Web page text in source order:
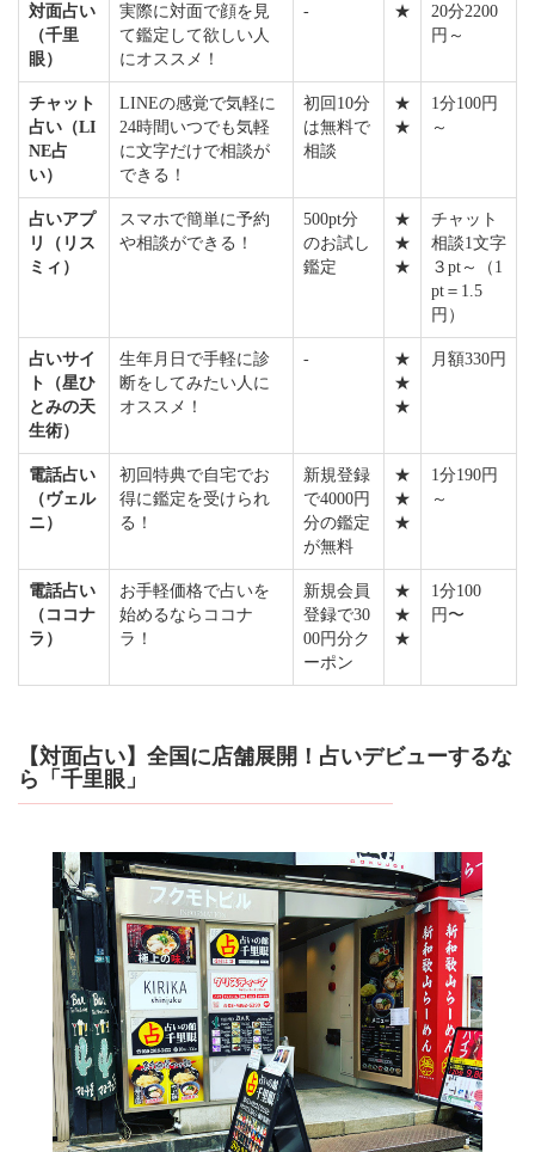
対面占い
（千里
眼）
実際に対面で顔を見
て鑑定して欲しい人
にオススメ！
- ★
20分2200
円～
チャット
占い（LI
NE占
い）
LINEの感覚で気軽に
24時間いつでも気軽
に文字だけで相談が
できる！
初回10分
は無料で
相談
★
★
1分100円
～
占いアプ
リ（リス
ミィ）
スマホで簡単に予約
や相談ができる！
500pt分
のお試し
鑑定
★
★
★
チャット
相談1文字
３pt～（1
pt＝1.5
円）
占いサイ
ト（星ひ
とみの天
生術）
生年月日で手軽に診
断をしてみたい人に
オススメ！
-
★
★
★
月額330円
電話占い
（ヴェル
ニ）
初回特典で自宅でお
得に鑑定を受けられ
る！
新規登録
で4000円
分の鑑定
が無料
★
★
★
1分190円
～
電話占い
（ココナ
ラ）
お手軽価格で占いを
始めるならココナ
ラ！
新規会員
登録で30
00円分ク
ーポン
★
★
★
1分100
円〜
【対面占い】全国に店舗展開！占いデビューするな
ら「千里眼」